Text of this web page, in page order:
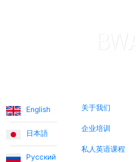
Emma用非常有趣的方式教
课程更有趣。我认为通过这
我们英语是一个很好的机会！
English
日本語
Русский
关于我们
企业培训
私人英语课程